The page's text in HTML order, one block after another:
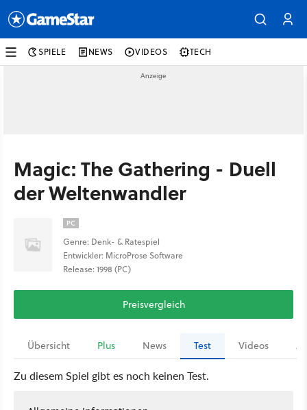
SPIELE NEWS VIDEOS TECH
Magic: The Gathering - Duell
der Weltenwandler
PC
Genre: Denk- & Ratespiel
Entwickler: MicroProse Software
Release: 1998 (PC)
Preisvergleich
Übersicht Plus News Test Videos
Zu diesem Spiel gibt es noch keinen Test.